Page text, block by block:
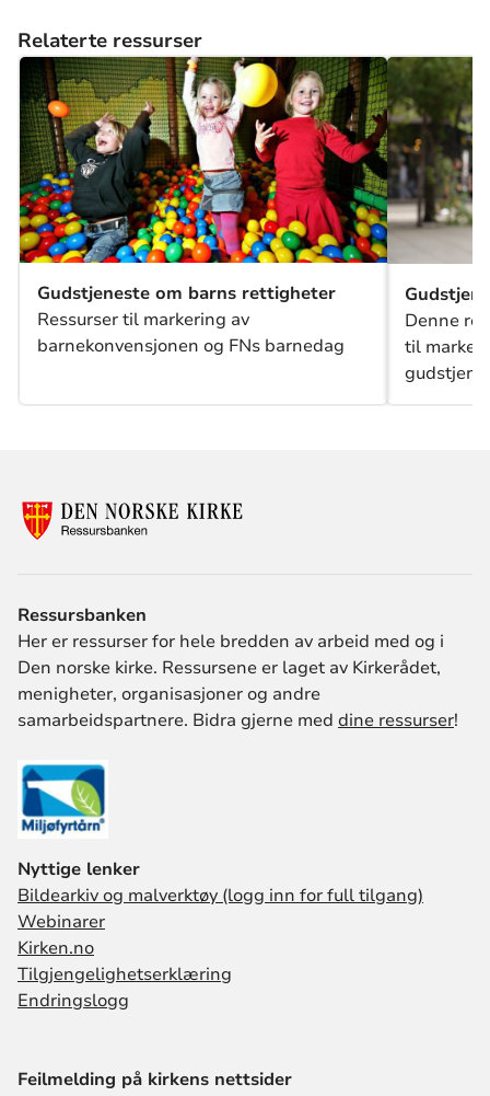
Relaterte ressurser
Gudstjeneste om barns rettigheter
Ressurser til markering av
barnekonvensjonen og FNs barnedag
Denne
til
Ressursbanken
Her er ressurser for hele bredden av arbeid med og i
Den norske kirke. Ressursene er laget av Kirkerådet,
menigheter, organisasjoner og andre
samarbeidspartnere. Bidra gjerne med dine ressurser!
Nyttige lenker
Bildearkiv og malverktøy (logg inn for full tilgang)
Webinarer
Kirken.no
Tilgjengelighetserklæring
Endringslogg
Feilmelding på kirkens nettsider